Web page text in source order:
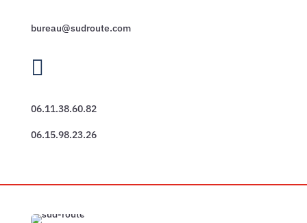
bureau@sudroute.com

06.11.38.60.82
06.15.98.23.26